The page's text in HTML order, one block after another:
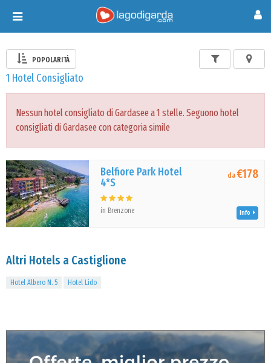
Toggle
navigation
POPOLARITÀ
1 Hotel Consigliato
Nessun hotel consigliato di Gardasee a 1 stelle. Seguono hotel
consigliati di Gardasee con categoria simile
Belfiore Park Hotel
4*S
in Brenzone
da€178
Info
Altri Hotels a Castiglione
Hotel Albero N. 5 Hotel Lido